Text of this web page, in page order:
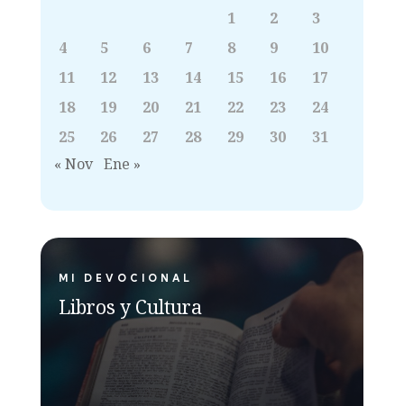
1
2
3
4
5 6 7 8 9
10
11
12 13 14 15 16
17
18
19 20 21 22 23
24
25
26 27 28 29 30
31
« Nov Ene »
MI DEVOCIONAL
Libros y Cultura